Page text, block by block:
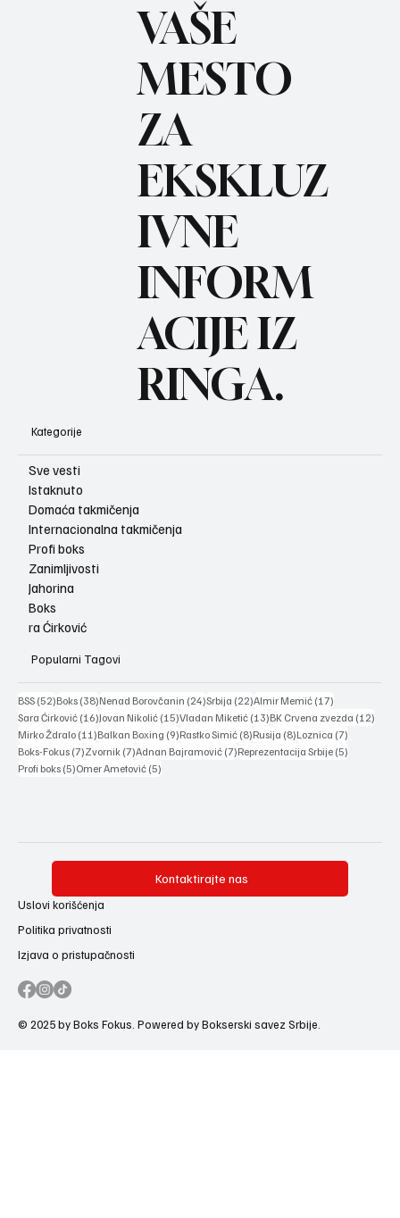
REC
VAŠE
MESTO
ZA
EKSKLUZ
IVNE
INFORM
ACIJE IZ
RINGA.
Kategorije
Sve vesti
Istaknuto
Domaća takmičenja
Internacionalna takmičenja
Profi boks
Zanimljivosti
Jahorina
Boks
ra Ćirković
Popularni Tagovi
BSS (52)52 posts
Boks (38)38 posts
Nenad Borovčanin (24)24 posts
Srbija (22)22 posts
Almir Memić (17)
Sara Ćirković (16)16 posts
Jovan Nikolić (15)15 posts
Vladan Miketić (13)13 posts
BK Crvena zvezda (12)
Mirko Ždralo (11)11 posts
Balkan Boxing (9)9 posts
Rastko Simić (8)8 posts
Rusija (8)8 posts
Loznica (7)
Boks-Fokus (7)7 posts
Zvornik (7)7 posts
Adnan Bajramović (7)7 posts
Reprezentacija Srbije (5)
Profi boks (5)5 posts
Omer Ametović (5)
Kontaktirajte nas
Uslovi korišćenja
Politika privatnosti
Izjava o pristupačnosti
© 2025 by Boks Fokus. Powered by Bokserski savez Srbije.